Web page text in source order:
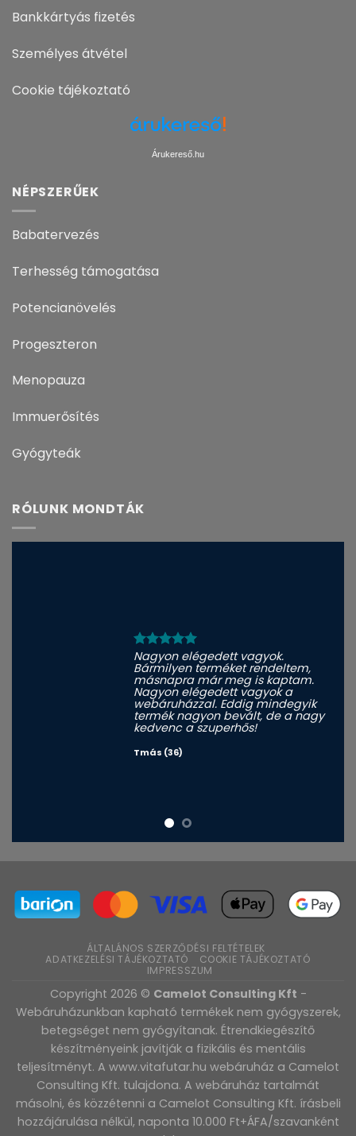
Bankkártyás fizetés
Személyes átvétel
Cookie tájékoztató
Árukereső.hu
NÉPSZERŰEK
Babatervezés
Terhesség támogatása
Potencianövelés
Progeszteron
Menopauza
Immuerősítés
Gyógyteák
RÓLUNK MONDTÁK
Nagyon elégedett vagyok.
Bármilyen terméket rendeltem,
másnapra már meg is kaptam.
Nagyon elégedett vagyok a
webáruházzal. Eddig mindegyik
termék nagyon bevált, de a nagy
kedvenc a szuperhős!
Tmás (36)
ÁLTALÁNOS SZERZŐDÉSI FELTÉTELEK
ADATKEZELÉSI TÁJÉKOZTATÓ
COOKIE TÁJÉKOZTATÓ
IMPRESSZUM
Copyright 2026 © Camelot Consulting Kft -
Webáruházunkban kapható termékek nem gyógyszerek,
betegséget nem gyógyítanak. Étrendkiegészítő
készítményeink javítják a fizikális és mentális
teljesítményt. A www.vitafutar.hu webáruház a Camelot
Consulting Kft. tulajdona. A webáruház tartalmát
másolni, és közzétenni a Camelot Consulting Kft. írásbeli
hozzájárulása nélkül, naponta 10.000 Ft+ÁFA/szavanként